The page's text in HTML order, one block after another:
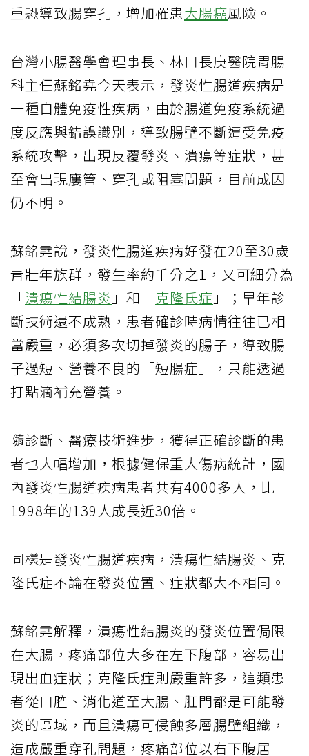
重恐導致腸穿孔，增加罹患大腸癌風險。
台灣小腸醫學會理事長、林口長庚醫院胃腸
科主任蘇銘堯今天表示，發炎性腸道疾病是
一種自體免疫性疾病，由於腸道免疫系統過
度反應與錯誤識別，導致腸壁不斷遭受免疫
系統攻擊，出現反覆發炎、潰瘍等症狀，甚
至會出現廔管、穿孔或阻塞問題，目前成因
仍不明。
蘇銘堯說，發炎性腸道疾病好發在20至30歲
青壯年族群，發生率約千分之1，又可細分為
「潰瘍性結腸炎 」和「克隆氏症 」；早年診
斷技術還不成熟，患者確診時病情往往已相
當嚴重，必須多次切掉發炎的腸子，導致腸
子過短、營養不良的「短腸症」，只能透過
打點滴補充營養。
隨診斷、醫療技術進步，獲得正確診斷的患
者也大幅增加，根據健保重大傷病統計，國
內發炎性腸道疾病患者共有4000多人，比
1998年的139人成長近30倍。
同樣是發炎性腸道疾病，潰瘍性結腸炎、克
隆氏症不論在發炎位置、症狀都大不相同。
蘇銘堯解釋，潰瘍性結腸炎的發炎位置侷限
在大腸，疼痛部位大多在左下腹部，容易出
現出血症狀；克隆氏症則嚴重許多，這類患
者從口腔、消化道至大腸、肛門都是可能發
炎的區域，而且潰瘍可侵蝕多層腸壁組織，
造成嚴重穿孔問題，疼痛部位以右下腹居